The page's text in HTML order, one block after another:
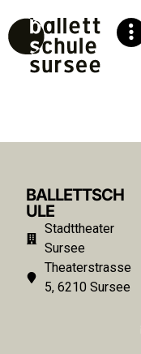
BALLETTSCH
ULE
Stadttheater
Sursee
Theaterstrasse
5, 6210 Sursee